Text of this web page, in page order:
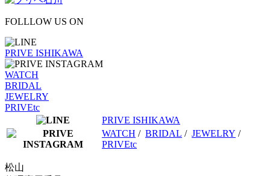
FOLLLOW US ON
PRIVE ISHIKAWA
WATCH
BRIDAL
JEWELRY
PRIVEtc
PRIVE ISHIKAWA
WATCH / BRIDAL / JEWELRY /
PRIVEtc
松山